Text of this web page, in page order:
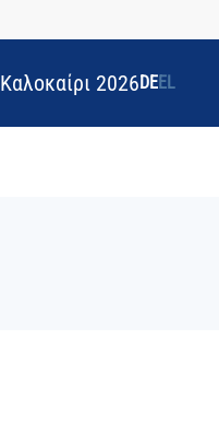
Καλοκαίρι 2026DEEL